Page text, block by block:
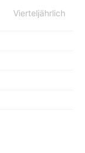
Vierteljährlich